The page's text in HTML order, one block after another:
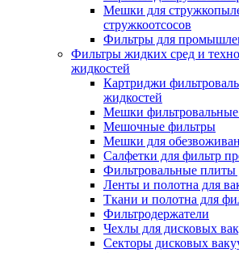
Мешки для
стружкоотсосов
Фильтры для
Фильтры жидких сред и
жидкостей
Картриджи
жидкостей
Мешки фильтровальные
Мешочные фильтры
Мешки для
Салфетки для фильтр
Фильтровальные плиты
Ленты и полотна для
Ткани и полотна для
Фильтродержатели
Чехлы для дисковых
Секторы дисковых